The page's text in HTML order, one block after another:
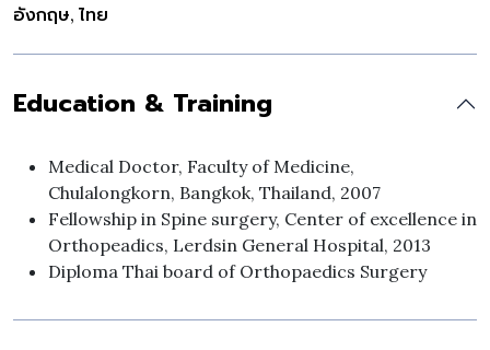
อังกฤษ, ไทย
Education & Training
Medical Doctor, Faculty of Medicine,
Chulalongkorn, Bangkok, Thailand, 2007
Fellowship in Spine surgery, Center of excellence in
Orthopeadics, Lerdsin General Hospital, 2013
Diploma Thai board of Orthopaedics Surgery